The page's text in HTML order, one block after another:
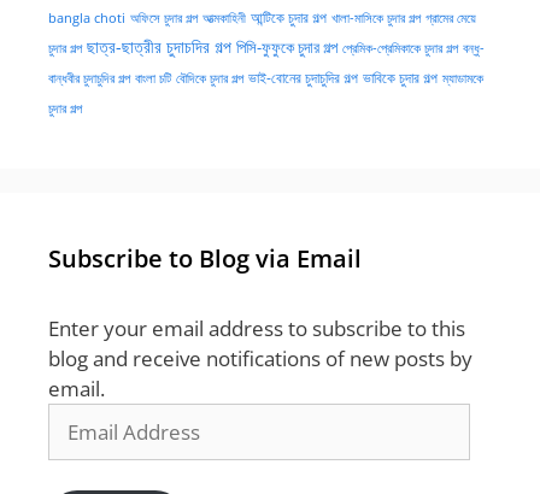
bangla choti অফিসে চুদার গল্প আত্মকাহিনী আন্টিকে চুদার গল্প খালা-মাসিকে চুদার গল্প গ্রামের মেয়ে
চুদার গল্প ছাত্র-ছাত্রীর চুদাচদির গল্প পিসি-ফুফুকে চুদার গল্প প্রেমিক-প্রেমিকাকে চুদার গল্প বন্ধু-
বান্ধবীর চুদাচুদির গল্প বাংলা চটি বৌদিকে চুদার গল্প ভাই-বোনের চুদাচুদির গল্প ভাবিকে চুদার গল্প ম্যাডামকে
চুদার গল্প
Subscribe to Blog via Email
Enter your email address to subscribe to this
blog and receive notifications of new posts by
email.
Address